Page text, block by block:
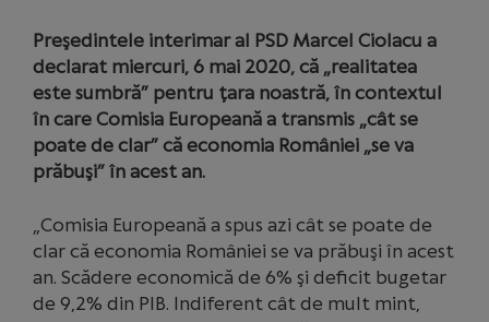
Preşedintele interimar al PSD Marcel Ciolacu a
declarat miercuri, 6 mai 2020, că „realitatea
este sumbră” pentru ţara noastră, în contextul
în care Comisia Europeană a transmis „cât se
poate de clar” că economia României „se va
prăbuşi” în acest an.
„Comisia Europeană a spus azi cât se poate de
clar că economia României se va prăbuşi în acest
an. Scădere economică de 6% şi deficit bugetar
de 9,2% din PIB. Indiferent cât de mult mint,